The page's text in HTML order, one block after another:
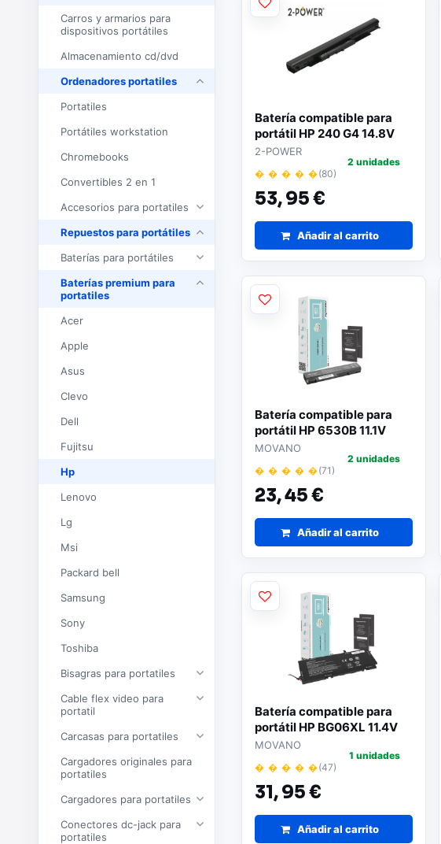
Carros y armarios para
dispositivos portátiles
Almacenamiento cd/dvd
Ordenadores portatiles
Portatiles
Portátiles workstation
Chromebooks
Convertibles 2 en 1
Accesorios para portatiles
Repuestos para portátiles
Baterías para portátiles
Baterías premium para
portatiles
Acer
Apple
Asus
Clevo
Dell
Fujitsu
Hp
Lenovo
Lg
Msi
Packard bell
Samsung
Sony
Toshiba
Bisagras para portatiles
Cable flex video para
portatil
Carcasas para portatiles
Cargadores originales para
portatiles
Cargadores para portatiles
Conectores dc-jack para
portatiles
Batería compatible para
portátil HP 240 G4 14.8V
2600mAh 2-POWER
2-POWER
� � � � �(80)
53,95 €
2 unidades
Añadir al carrito
Batería compatible para
portátil HP 6530B 11.1V
4400MAH Movano
MOVANO
� � � � �(71)
23,45 €
2 unidades
Añadir al carrito
Batería compatible para
portátil HP BG06XL 11.4V
3400mAh Movano
MOVANO
� � � � �(47)
31,95 €
1 unidades
Añadir al carrito